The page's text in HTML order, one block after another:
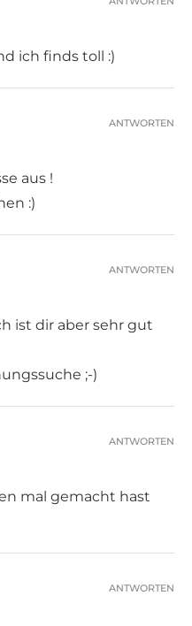
ich finds toll :)
aus !
:)
ANTWORTEN
ist dir aber sehr gut
;-)
ANTWORTEN
mal gemacht hast
ANTWORTEN
ANTWORTEN